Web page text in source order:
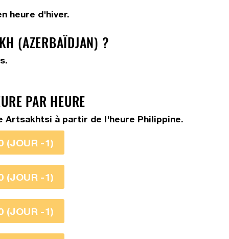
heure d'hiver.
(AZERBAÏDJAN) ?
PAR HEURE
Artsakhtsi à partir de l'heure Philippine.
(JOUR -1)
(JOUR -1)
(JOUR -1)